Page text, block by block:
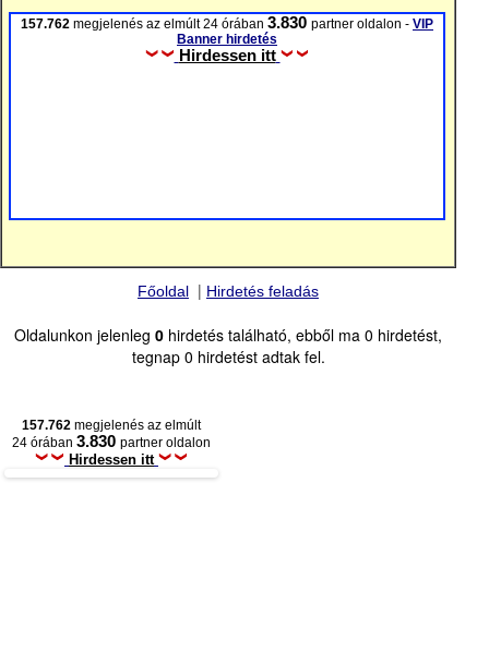
157.762 megjelenés az elmúlt 24 órában 3.830 partner oldalon - VIP
Banner hirdetés
Hirdessen itt
Főoldal | Hirdetés feladás
Oldalunkon jelenleg 0 hirdetés található, ebből ma 0 hirdetést,
tegnap 0 hirdetést adtak fel.
157.762 megjelenés az elmúlt
24 órában 3.830 partner oldalon
Hirdessen itt